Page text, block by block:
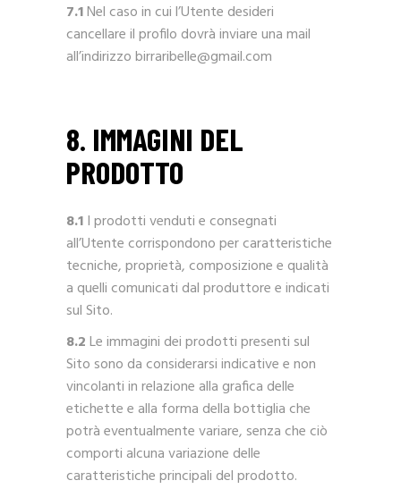
7.1Nel caso in cui l’Utente desideri
cancellare il profilo dovrà inviare una mail
all’indirizzo birraribelle@gmail.com
8. IMMAGINI DEL
PRODOTTO
8.1I prodotti venduti e consegnati
all’Utente corrispondono per caratteristiche
tecniche, proprietà, composizione e qualità
a quelli comunicati dal produttore e indicati
sul Sito.
8.2Le immagini dei prodotti presenti sul
Sito sono da considerarsi indicative e non
vincolanti in relazione alla grafica delle
etichette e alla forma della bottiglia che
potrà eventualmente variare, senza che ciò
comporti alcuna variazione delle
caratteristiche principali del prodotto.